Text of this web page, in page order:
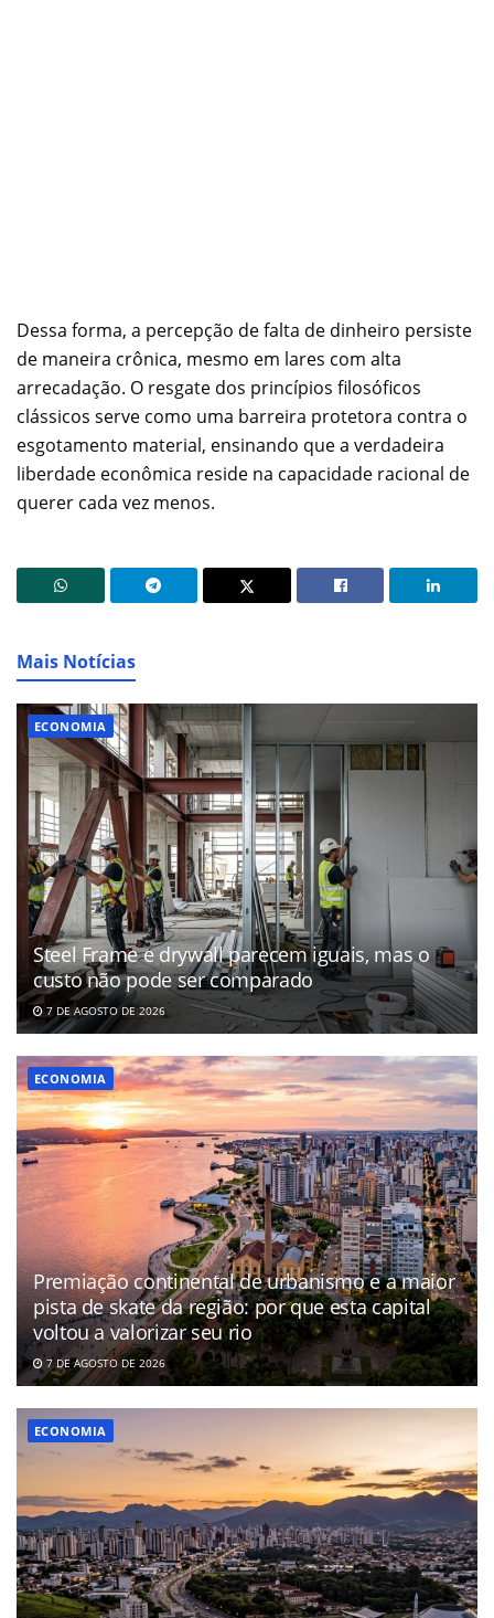
Dessa forma, a percepção de falta de dinheiro persiste
de maneira crônica, mesmo em lares com alta
arrecadação. O resgate dos princípios filosóficos
clássicos serve como uma barreira protetora contra o
esgotamento material, ensinando que a verdadeira
liberdade econômica reside na capacidade racional de
querer cada vez menos.
Mais Notícias
ECONOMIA
Steel Frame e drywall parecem iguais, mas o
custo não pode ser comparado
7 DE AGOSTO DE 2026
ECONOMIA
Premiação continental de urbanismo e a maior
pista de skate da região: por que esta capital
voltou a valorizar seu rio
7 DE AGOSTO DE 2026
ECONOMIA